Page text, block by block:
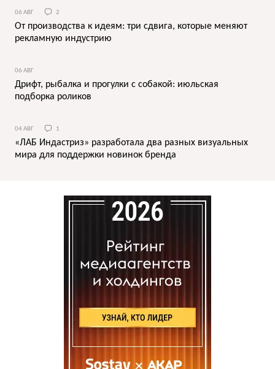
06 АВГ 2
От производства к идеям: три сдвига, которые меняют
рекламную индустрию
06 АВГ
Дрифт, рыбалка и прогулки с собакой: июльская
подборка роликов
04 АВГ 1
«ЛАБ Индастриз» разработала два разных визуальных
мира для поддержки новинок бренда